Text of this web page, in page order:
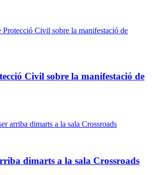
Civil sobre la manifestació de
dimarts a la sala Crossroads